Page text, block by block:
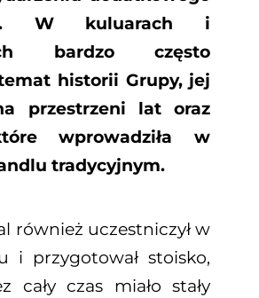
W kuluarach i
bardzo często
historii Grupy, jej
przestrzeni lat oraz
wprowadziła w
tradycyjnym.
również uczestniczył w
i przygotował stoisko,
cały czas miało stały